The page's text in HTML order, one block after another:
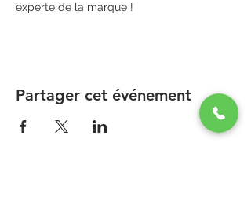
experte de la marque !
Partager cet événement